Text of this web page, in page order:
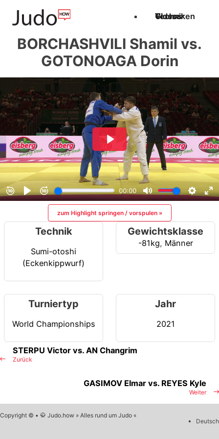
Techniken
Videos
Glossar
BORCHASHVILI Shamil vs.
GOTONOAGA Dorin
zum Highlight springen / vorspulen »
Technik
Sumi-otoshi
(Eckenkippwurf)
Gewichtsklasse
-81kg, Männer
Turniertyp
World Championships
Jahr
2021
Zurück
STERPU Victor vs. AN Changrim
Weiter
GASIMOV Elmar vs. REYES Kyle
Copyright © • 🥋 Judo.how » Alles rund um Judo «
Deutsch